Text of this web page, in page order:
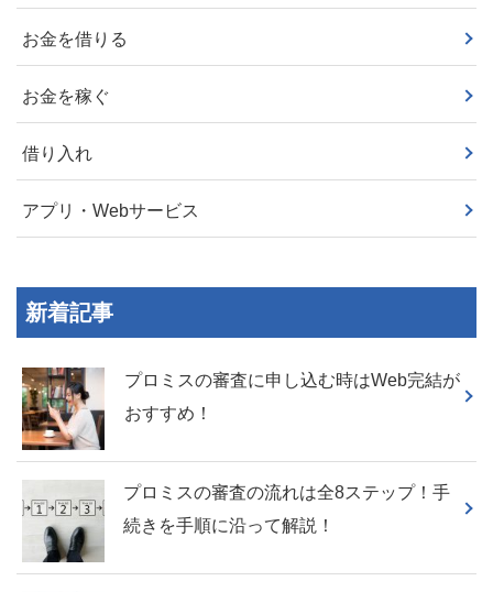
お金を借りる
お金を稼ぐ
借り入れ
アプリ・Webサービス
新着記事
プロミスの審査に申し込む時はWeb完結が
おすすめ！
プロミスの審査の流れは全8ステップ！手
続きを手順に沿って解説！